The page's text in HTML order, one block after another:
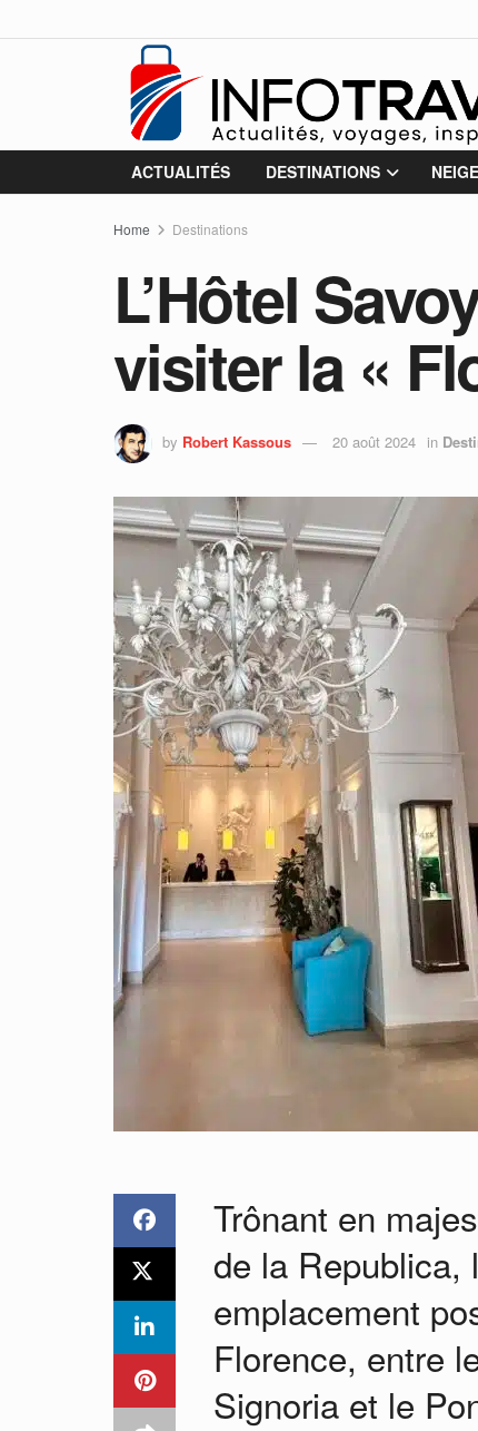
ACTUALITÉS DESTINATIONS NEIGE
Home Destinations
L’Hôtel
visiter la «
by Robert Kassous 20 août 2024 in
Trônant en
de la Republica,
emplacement
Florence, entre
Signoria et le